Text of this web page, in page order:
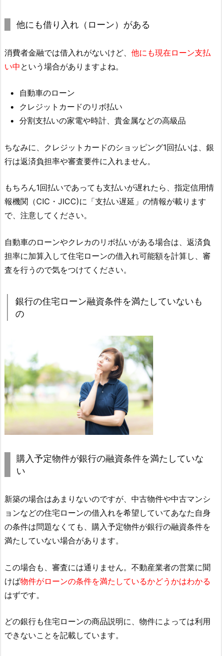
他にも借り入れ（ローン）がある
消費者金融では借入れがないけど、 他にも現在ローン支払
い中 という場合がありますよね。
自動車のローン
クレジットカードのリボ払い
分割支払いの家電や時計、貴金属などの高級品
ちなみに、クレジットカードのショッピング1回払いは、銀
行は返済負担率や審査要件に入れません。
もちろん1回払いであっても支払いが遅れたら、指定信用情
報機関（CIC・JICC)に「支払い遅延」の情報が載ります
で、注意してください。
自動車のローンやクレカのリボ払いがある場合は、返済負
担率に加算入して住宅ローンの借入れ可能額を計算し、審
査を行うので気をつけてください。
銀行の住宅ローン融資条件を満たしていないも
の
購入予定物件が銀行の融資条件を満たしていな
い
新築の場合はあまりないのですが、中古物件や中古マンシ
ョンなどの住宅ローンの借入れを希望していてあなた自身
の条件は問題なくても、購入予定物件が銀行の融資条件を
満たしていない場合があります。
この場合も、審査には通りません。不動産業者の営業に聞
けば物件がローンの条件を満たしているかどうかはわかる
はずです。
どの銀行も住宅ローンの商品説明に、物件によっては利用
できないことを記載しています。